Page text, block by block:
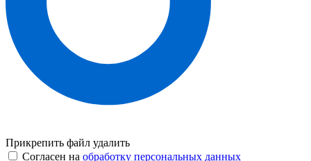
Прикрепить файл удалить
Согласен на обработку персональных данных